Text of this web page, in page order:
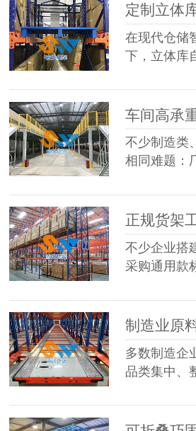
定制立体
在现代仓储
下，立体库
车间高承
不少制造类
相同难题：
正规货架
不少企业搭
采购通用款
制造业原
多数制造企
品类集中、